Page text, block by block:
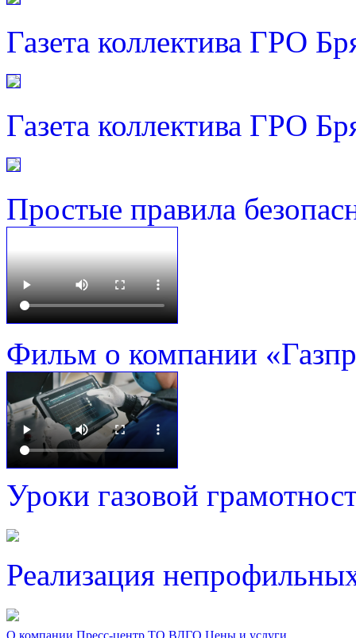
Газета коллектива ГРО
Газета коллектива ГРО
Простые правила
Фильм о компании
Уроки газовой
Реализация
О компании Пресс-центр ТО ВДГО Цены и услуги